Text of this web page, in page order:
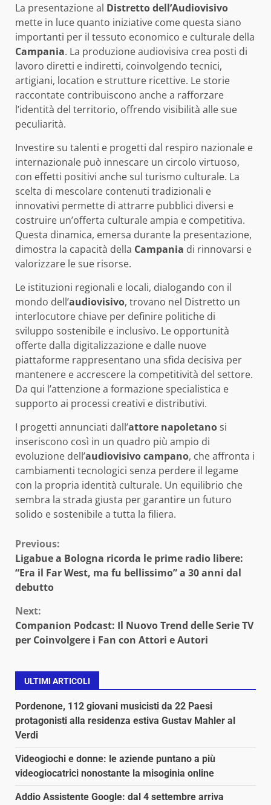
La presentazione al Distretto dell’Audiovisivo
mette in luce quanto iniziative come questa siano
importanti per il tessuto economico e culturale della
Campania. La produzione audiovisiva crea posti di
lavoro diretti e indiretti, coinvolgendo tecnici,
artigiani, location e strutture ricettive. Le storie
raccontate contribuiscono anche a rafforzare
l’identità del territorio, offrendo visibilità alle sue
peculiarità.
Investire su talenti e progetti dal respiro nazionale e
internazionale può innescare un circolo virtuoso,
con effetti positivi anche sul turismo culturale. La
scelta di mescolare contenuti tradizionali e
innovativi permette di attrarre pubblici diversi e
costruire un’offerta culturale ampia e competitiva.
Questa dinamica, emersa durante la presentazione,
dimostra la capacità della Campania di rinnovarsi e
valorizzare le sue risorse.
Le istituzioni regionali e locali, dialogando con il
mondo dell’audiovisivo, trovano nel Distretto un
interlocutore chiave per definire politiche di
sviluppo sostenibile e inclusivo. Le opportunità
offerte dalla digitalizzazione e dalle nuove
piattaforme rappresentano una sfida decisiva per
mantenere e accrescere la competitività del settore.
Da qui l’attenzione a formazione specialistica e
supporto ai processi creativi e distributivi.
I progetti annunciati dall’attore napoletanosi
inseriscono così in un quadro più ampio di
evoluzione dell’audiovisivo campano, che affronta i
cambiamenti tecnologici senza perdere il legame
con la propria identità culturale. Un equilibrio che
sembra la strada giusta per garantire un futuro
solido e sostenibile a tutta la filiera.
Continue
Reading
Previous:
Ligabue a Bologna ricorda le prime radio libere:
“Era il Far West, ma fu bellissimo” a 30 anni dal
debutto
Next:
Companion Podcast: Il Nuovo Trend delle Serie TV
per Coinvolgere i Fan con Attori e Autori
ULTIMI ARTICOLI
Pordenone, 112 giovani musicisti da 22 Paesi
protagonisti alla residenza estiva Gustav Mahler al
Verdi
Videogiochi e donne: le aziende puntano a più
videogiocatrici nonostante la misoginia online
Addio Assistente Google: dal 4 settembre arriva